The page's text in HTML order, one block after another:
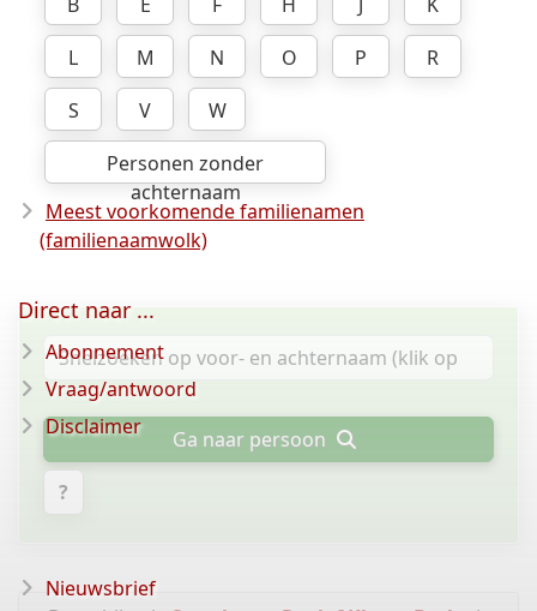
L
M N O P
R
S
V
W
Personen zonder
achternaam
Meest voorkomende familienamen
(familienaamwolk)
Ga naar persoon
?
Direct naar ...
Abonnement
Vraag/antwoord
Disclaimer
Nieuwsbrief